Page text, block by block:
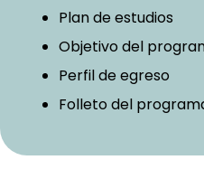
Plan de estudios
Objetivo del
Perfil de egreso
Folleto del